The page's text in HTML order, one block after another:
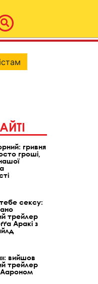
гривня
гроші,
сексу:
трейлер
Аракі з
вийшов
трейлер
Аароном